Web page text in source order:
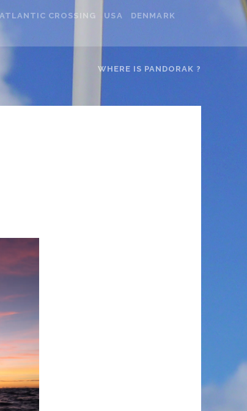
ATLANTIC CROSSING USA
DENMARK
WHERE IS PANDORAK ?